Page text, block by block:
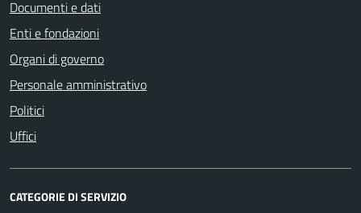
Documenti e dati
Enti e fondazioni
Organi di governo
Personale amministrativo
Politici
Uffici
CATEGORIE DI SERVIZIO